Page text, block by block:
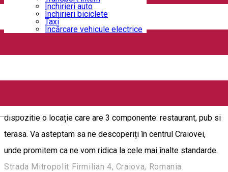
English
Închirieri auto
Închirieri biciclete
Taxi
Încărcare vehicule electrice
12 Doișpe
Strada Alexandru Ioan Cuza 6B, Craiova, Romania
dispozitie o locație care are 3 componente: restaurant, pub si
terasa. Va asteptam sa ne descoperiți în centrul Craiovei,
unde promitem ca ne vom ridica la cele mai înalte standarde.
Strada Mitropolit Firmilian 4, Craiova, Romania